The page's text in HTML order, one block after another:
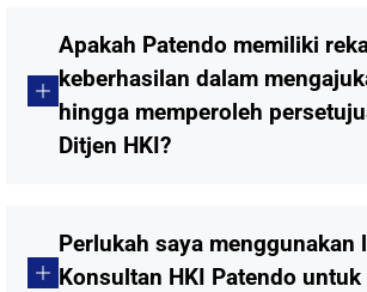
Apakah Patendo memiliki
keberhasilan dalam
hingga memperoleh
Ditjen HKI?
Perlukah saya menggunakan
Konsultan HKI Patendo